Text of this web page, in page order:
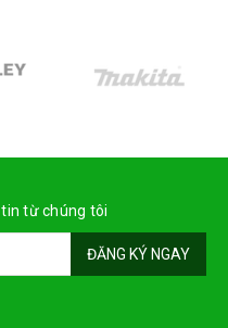
từ chúng tôi
ĐĂNG KÝ NGAY